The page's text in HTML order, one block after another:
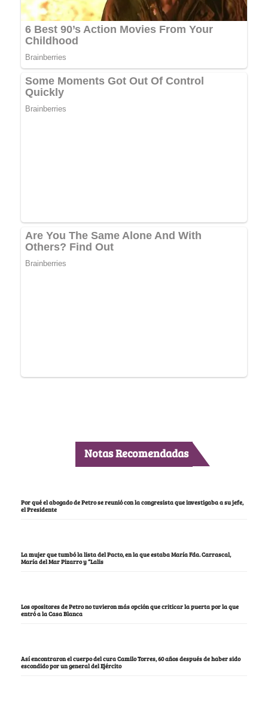
Notas Recomendadas
Por qué el abogado de Petro se reunió con la congresista que investigaba a su jefe,
el Presidente
La mujer que tumbó la lista del Pacto, en la que estaba María Fda. Carrascal,
María del Mar Pizarro y “Lalis
Los opositores de Petro no tuvieron más opción que criticar la puerta por la que
entró a la Casa Blanca
Así encontraron el cuerpo del cura Camilo Torres, 60 años después de haber sido
escondido por un general del Ejército